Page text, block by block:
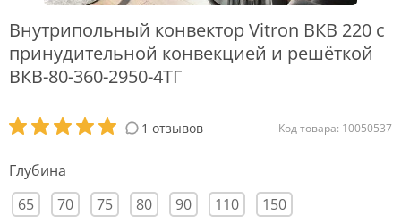
Внутрипольный конвектор Vitron ВКВ 220 с
принудительной конвекцией и решёткой
ВКВ-80-360-2950-4ТГ
1 отзывов Код товара: 10050537
Глубина
65
70 75 80 90 110 150